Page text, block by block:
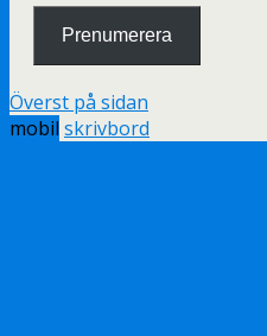
Prenumerera
Överst på sidan
mobil skrivbord